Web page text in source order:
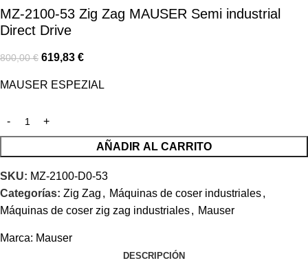
MZ-2100-53 Zig Zag MAUSER Semi industrial
Direct Drive
800,00€ 619,83 €
MAUSER ESPEZIAL
AÑADIR AL CARRITO
SKU: MZ-2100-D0-53
Categorías: Zig Zag , Máquinas de coser industriales,
Máquinas de coser zig zag industriales, Mauser
Marca: Mauser
DESCRIPCIÓN